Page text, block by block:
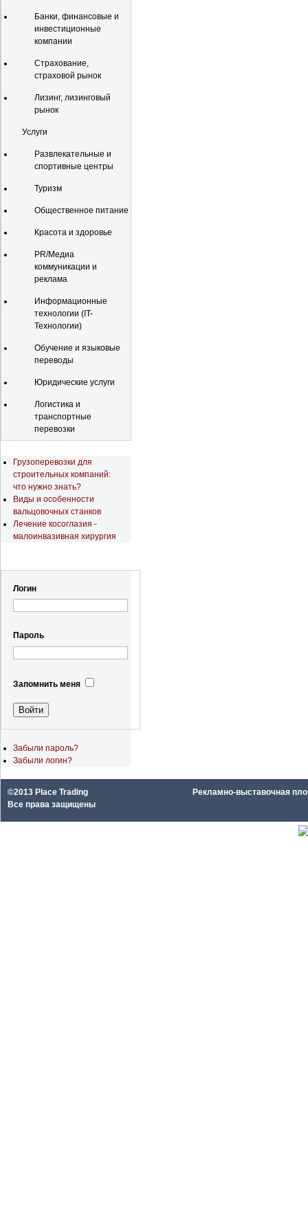
Банки, финансовые и
инвестиционные
компании
Страхование,
страховой рынок
Лизинг, лизинговый
рынок
Услуги
Развлекательные и
спортивные центры
Туризм
Общественное питание
Красота и здоровье
PR/Медиа
коммуникации и
реклама
Информационные
технологии (IT-
Технологии)
Обучение и языковые
переводы
Юридические услуги
Логистика и
транспортные
перевозки
Грузоперевозки для
строительных компаний:
что нужно знать?
Виды и особенности
вальцовочных станков
Лечение косоглазия -
малоинвазивная хирургия
Логин
Пароль
Запомнить меня
Забыли пароль?
Забыли логин?
©2013 Place Trading
Все права защищены
Рекламно-выставочная